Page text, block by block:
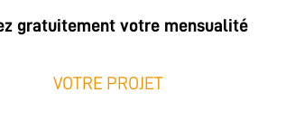
gratuitement votre mensualité
VOTRE PROJET